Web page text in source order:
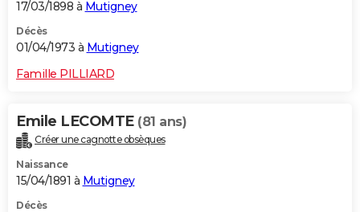
17/03/1898 à Mutigney
Décès
01/04/1973 à Mutigney
Famille PILLIARD
Emile LECOMTE (81 ans)
Créer une cagnotte obsèques
Naissance
15/04/1891 à Mutigney
Décès